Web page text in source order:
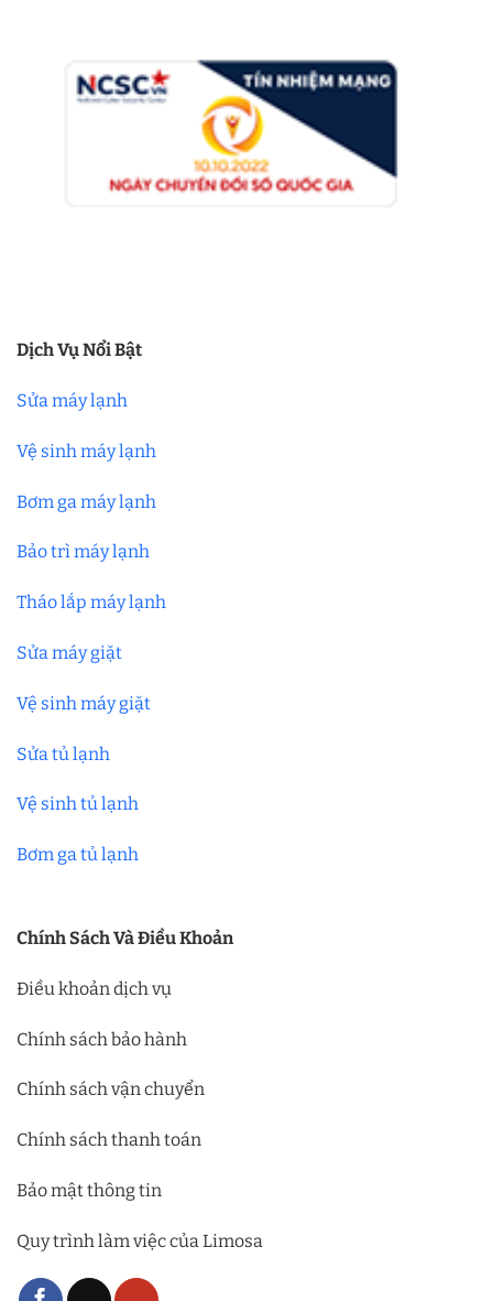
Dịch Vụ Nổi Bật
Sửa máy lạnh
Vệ sinh máy lạnh
Bơm ga máy lạnh
Bảo trì máy lạnh
Tháo lắp máy lạnh
Sửa máy giặt
Vệ sinh máy giặt
Sửa tủ lạnh
Vệ sinh tủ lạnh
Bơm ga tủ lạnh
Chính Sách Và Điều Khoản
Điều khoản dịch vụ
Chính sách bảo hành
Chính sách vận chuyển
Chính sách thanh toán
Bảo mật thông tin
Quy trình làm việc của Limosa